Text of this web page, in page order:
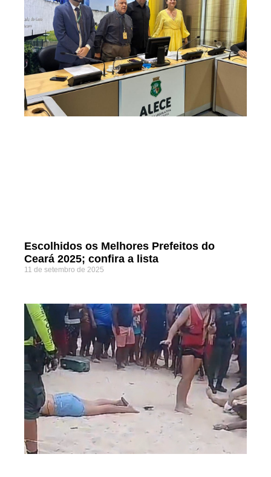
Escolhidos os Melhores Prefeitos do
Ceará 2025; confira a lista
11 de setembro de 2025